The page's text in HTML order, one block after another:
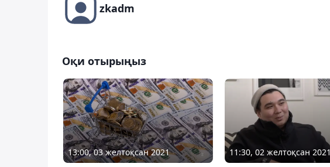
zkadm
Оқи отырыңыз
13:00, 03 желтоқсан 2021 11:30, 02 желтоқсан 2021